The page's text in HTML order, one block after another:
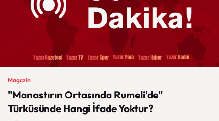
Magazin
"Manastırın Ortasında Rumeli'de"
Türküsünde Hangi İfade Yoktur?